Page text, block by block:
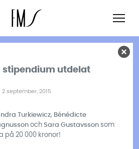
stipendium utdelat
2 september, 2015
Turkiewicz, Bénédicte
och Sara Gustavssonsom
på 20 000 kronor!